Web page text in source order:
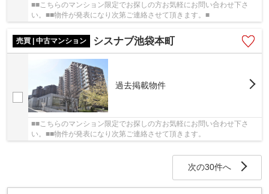
■■こちらのマンション限定でお探しの方お気軽にお問い合わせ下さ
い。■■物件が発表になり次第ご連絡させて頂きます。■
売買 | 中古マンション シスナブ池袋本町
過去掲載物件
■■こちらのマンション限定でお探しの方お気軽にお問い合わせ下さ
い。■■物件が発表になり次第ご連絡させて頂きます。
次の30件へ